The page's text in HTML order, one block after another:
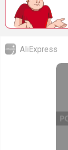
AliExpress